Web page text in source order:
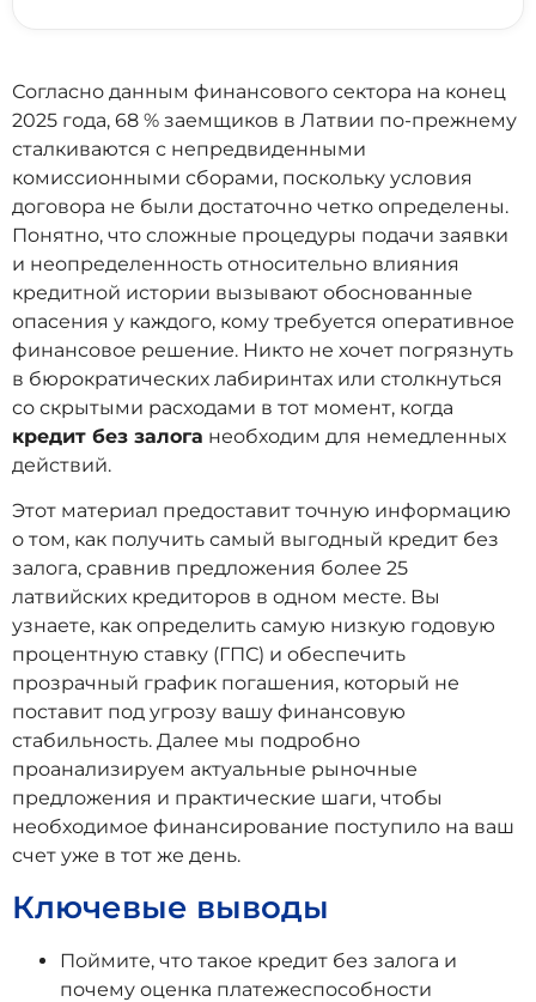
Согласно данным финансового сектора на конец
2025 года, 68 % заемщиков в Латвии по-прежнему
сталкиваются с непредвиденными
комиссионными сборами, поскольку условия
договора не были достаточно четко определены.
Понятно, что сложные процедуры подачи заявки
и неопределенность относительно влияния
кредитной истории вызывают обоснованные
опасения у каждого, кому требуется оперативное
финансовое решение. Никто не хочет погрязнуть
в бюрократических лабиринтах или столкнуться
со скрытыми расходами в тот момент, когда
кредит без залога необходим для немедленных
действий.
Этот материал предоставит точную информацию
о том, как получить самый выгодный кредит без
залога, сравнив предложения более 25
латвийских кредиторов в одном месте. Вы
узнаете, как определить самую низкую годовую
процентную ставку (ГПС) и обеспечить
прозрачный график погашения, который не
поставит под угрозу вашу финансовую
стабильность. Далее мы подробно
проанализируем актуальные рыночные
предложения и практические шаги, чтобы
необходимое финансирование поступило на ваш
счет уже в тот же день.
Ключевые выводы
Поймите, что такое кредит без залога и
почему оценка платежеспособности